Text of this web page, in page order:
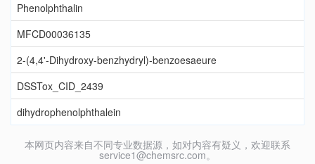
Phenolphthalin
MFCD00036135
2-(4,4'-Dihydroxy-benzhydryl)-benzoesaeure
DSSTox_CID_2439
dihydrophenolphthalein
本网页内容来自不同专业数据源，如对内容有疑义，欢迎联系
service1@chemsrc.com。